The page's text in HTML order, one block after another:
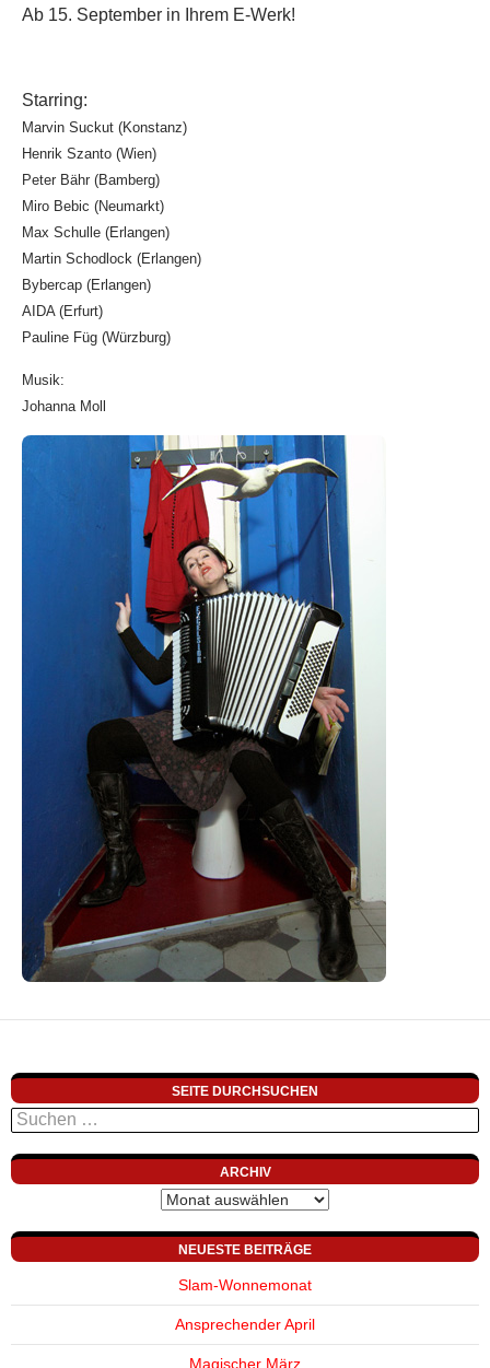
Ab 15. September in Ihrem E-Werk!
Starring:
Marvin Suckut (Konstanz)
Henrik Szanto (Wien)
Peter Bähr (Bamberg)
Miro Bebic (Neumarkt)
Max Schulle (Erlangen)
Martin Schodlock (Erlangen)
Bybercap (Erlangen)
AIDA (Erfurt)
Pauline Füg (Würzburg)
Musik:
Johanna Moll
SEITE DURCHSUCHEN
Suchen
nach:
ARCHIV
Archiv
NEUESTE BEITRÄGE
Slam-Wonnemonat
Ansprechender April
Magischer März